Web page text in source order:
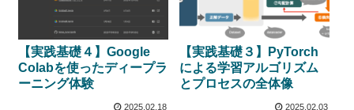
【実践基礎４】Google
Colabを使ったディープラ
ーニング体験
2025.02.18
【実践基礎３】PyTorch
による学習アルゴリズム
とプロセスの全体像
2025.02.03